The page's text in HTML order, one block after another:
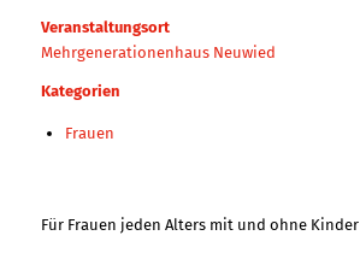
Veranstaltungsort
Mehrgenerationenhaus Neuwied
Kategorien
Frauen
Für Frauen jeden Alters mit und ohne Kinder